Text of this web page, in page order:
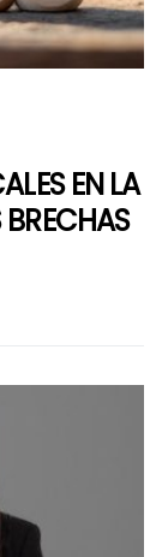
EN LA